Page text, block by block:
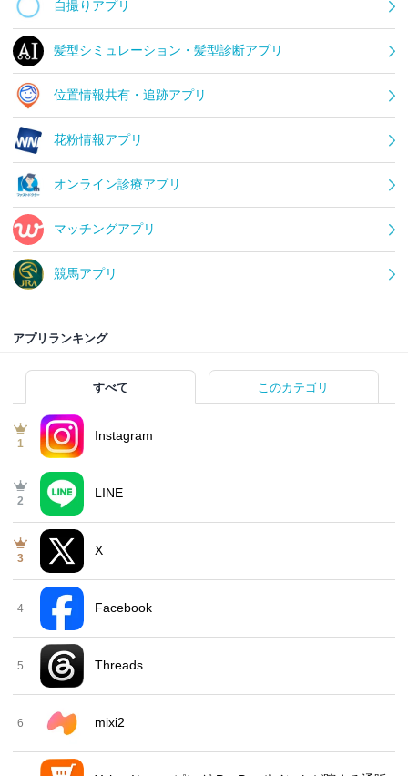
自撮りアプリ
髪型シミュレーション・髪型診断アプリ
位置情報共有・追跡アプリ
花粉情報アプリ
オンライン診療アプリ
マッチングアプリ
競馬アプリ
アプリランキング
すべて このカテゴリ
1
Instagram
2
LINE
3
X
4 Facebook
5 Threads
6 mixi2